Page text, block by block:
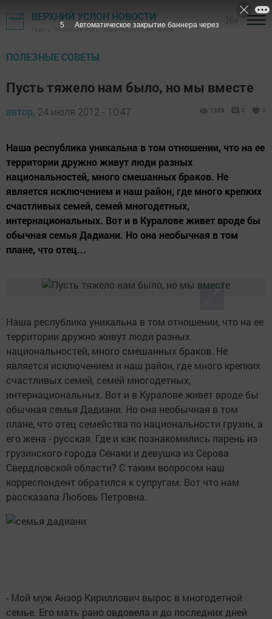
ВЕРХНИЙ УСЛОН НОВОСТИ
Газета "Волжская новь" - Верхнеуслонский район
ПОЛЕЗНЫЕ СОВЕТЫ
Пусть тяжело нам было, но мы вместе
автор, 24 июля 2012 - 10:47 1359 0 0
Наша республика уникальна в том отношении, что на ее
территории дружно живут люди разных
национальностей, много смешанных браков. Не
является исключением и наш район, где много крепких
счастливых семей, семей многодетных,
интернациональных. Вот и в Куралове живет вроде бы
обычная семья Дадиани. Но она необычная в том
плане, что отец...
Наша республика уникальна в том отношении, что на ее
территории дружно живут люди разных
национальностей, много смешанных браков. Не
является исключением и наш район, где много крепких
счастливых семей, семей многодетных,
интернациональных. Вот и в Куралове живет вроде бы
обычная семья Дадиани. Но она необычная в том
плане, что отец семейства по национальности грузин, а
его жена - русская. Где и как познакомились парень из
грузинского города Сенаки и девушка из Серова
Свердловской области? С таким вопросом наш
корреспондент обратился к супругам. Вот что нам
рассказала Любовь Петровна.
- Мой муж Анзор Кириллович вырос в многодетной
семье. Его мать рано овдовела и до последних дней
5 Автоматическое закрытие баннера через